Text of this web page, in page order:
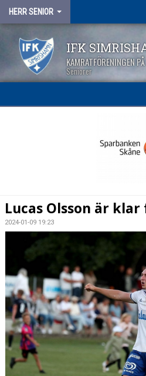
HERR SENIOR
IFK
KAMRATFÖRENINGEN
Seniorer
TRUPPEN
BILDGALLERI
DOKUMENT
Lucas Olsson är klar
2024-01-09 19:23